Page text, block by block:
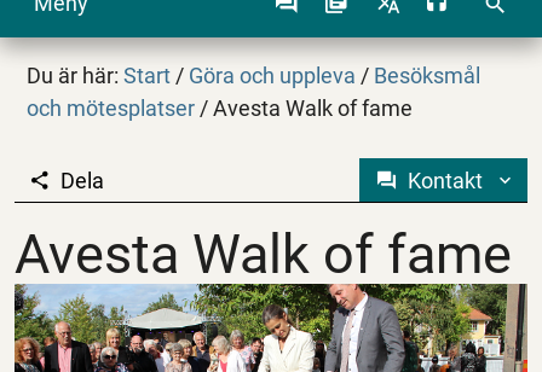
Du är här:Start / Göra och uppleva / Besöksmål
och mötesplatser /Avesta Walk of fame
Avesta Walk of fame
Dela Kontakt
Avesta Walk of fame